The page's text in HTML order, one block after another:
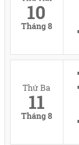
10
Tháng 8
Thứ Ba
11
Tháng 8